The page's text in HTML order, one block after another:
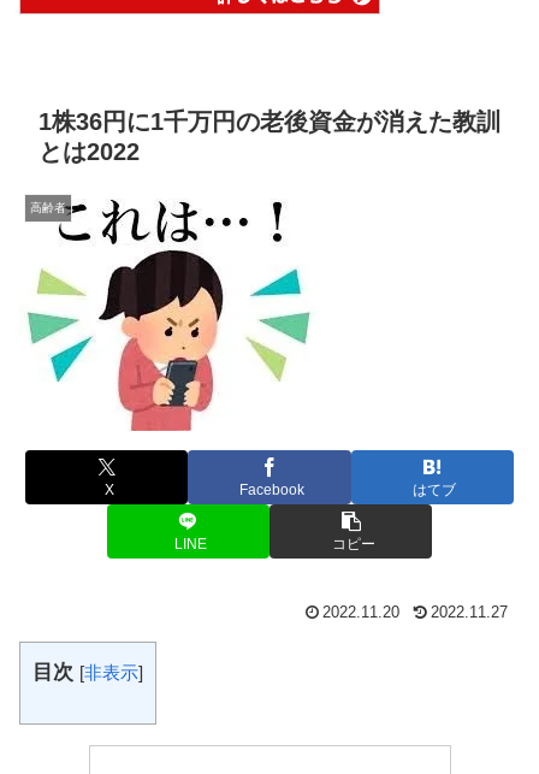
1株36円に1千万円の老後資金が消えた教訓
とは2022
高齢者
X Facebook はてブ
LINE コピー
2022.11.20 2022.11.27
目次 [非表示]